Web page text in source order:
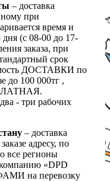
– доставка
при
время и
дня (с 08-00 до 17-
заказа, при
срок
ДОСТАВКИ по
до 100 000тг ,
- три рабочих
– доставка
адресу, по
все регионы
компанию «DPD
на перевозку